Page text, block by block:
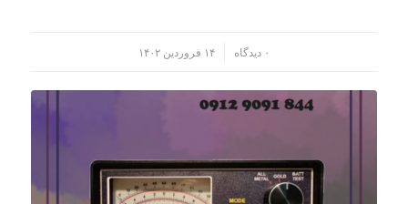
۰ دیدگاه ۱۴ فروردین ۱۴۰۲